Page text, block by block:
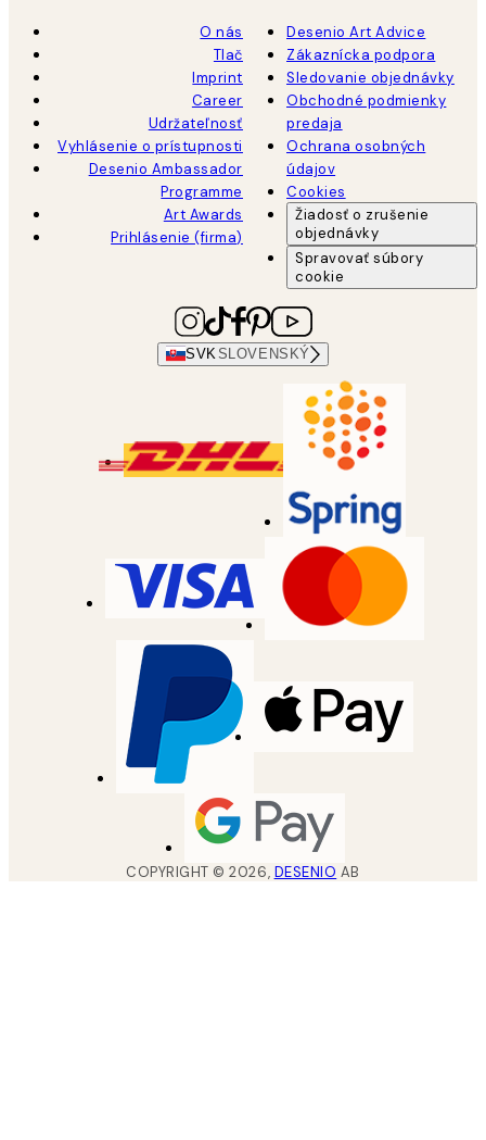
O nás
Tlač
Imprint
Career
Udržateľnosť
Vyhlásenie o prístupnosti
Desenio Ambassador
Programme
Art Awards
Prihlásenie (firma)
Desenio Art Advice
Zákaznícka podpora
Sledovanie objednávky
Obchodné podmienky
predaja
Ochrana osobných
údajov
Cookies
Žiadosť o zrušenie
objednávky
Spravovať súbory
cookie
SVKSLOVENSKÝ
COPYRIGHT ©2026, DESENIO AB